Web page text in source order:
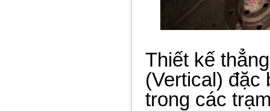
Thiết kế
(Vertical) đặc
trong các